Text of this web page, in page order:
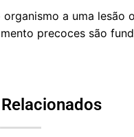
a uma lesão
precoces são